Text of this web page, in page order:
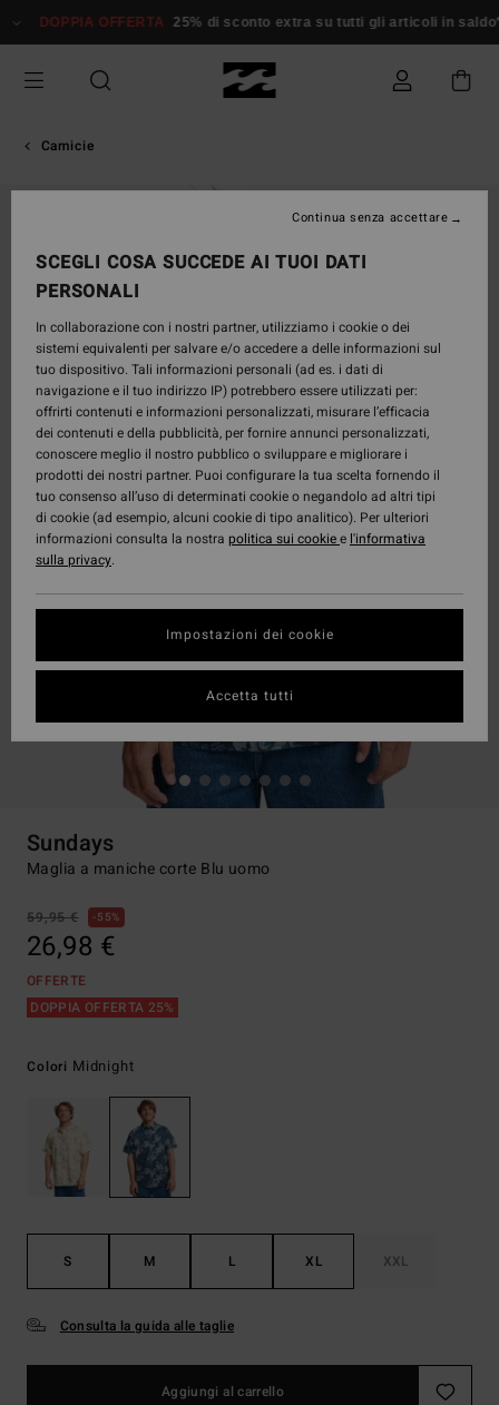
alle
prodotto
DOPPIA OFFERTA 25% di sconto extra su tutti gli articoli in saldo*
Camicie
Sundays
Maglia a maniche corte Blu uomo
59,95 € 55%
26,98 €
OFFERTE
DOPPIA OFFERTA 25%
Colori Midnight
S M L XL XXL
Consulta la guida alle taglie
Aggiungi al carrello
SCEGLI COSA SUCCEDE AI TUOI DATI
PERSONALI
In collaborazione con i nostri partner, utilizziamo i cookie o dei
sistemi equivalenti per salvare e/o accedere a delle informazioni sul
tuo dispositivo. Tali informazioni personali (ad es. i dati di
navigazione e il tuo indirizzo IP) potrebbero essere utilizzati per:
offrirti contenuti e informazioni personalizzati, misurare l’efficacia
dei contenuti e della pubblicità, per fornire annunci personalizzati,
conoscere meglio il nostro pubblico o sviluppare e migliorare i
prodotti dei nostri partner. Puoi configurare la tua scelta fornendo il
tuo consenso all’uso di determinati cookie o negandolo ad altri tipi
di cookie (ad esempio, alcuni cookie di tipo analitico). Per ulteriori
informazioni consulta la nostra politica sui cookiee l'informativa
sulla privacy.
Impostazioni dei cookie
Continua senza accettare
Accetta tutti